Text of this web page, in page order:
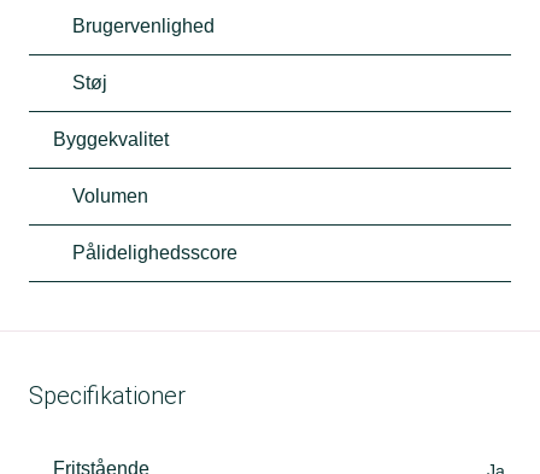
Brugervenlighed
Støj
Byggekvalitet
Volumen
Pålidelighedsscore
Specifikationer
Fritstående Ja